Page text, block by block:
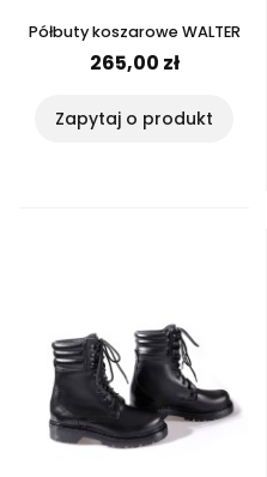
Półbuty koszarowe WALTER
265,00 zł
Zapytaj o produkt